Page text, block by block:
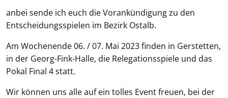
BOGENSCHIESSEN
anbei sende ich euch die Vorankündigung zu den
Entscheidungsspielen im Bezirk Ostalb.
Am Wochenende 06. / 07. Mai 2023 finden in Gerstetten,
in der Georg-Fink-Halle, die Relegationsspiele und das
Pokal Final 4 statt.
Wir können uns alle auf ein tolles Event freuen, bei der